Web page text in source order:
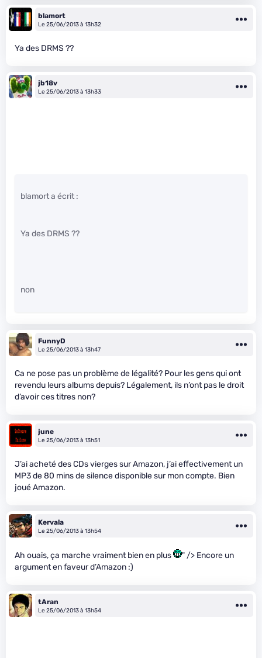
blamort
Le 25/06/2013 à 13h32
Ya des DRMS ??
jb18v
Le 25/06/2013 à 13h33
blamort a écrit :
Ya des DRMS ??
non
FunnyD
Le 25/06/2013 à 13h47
Ca ne pose pas un problème de légalité? Pour les gens qui ont
revendu leurs albums depuis? Légalement, ils n’ont pas le droit
d’avoir ces titres non?
june
Le 25/06/2013 à 13h51
J’ai acheté des CDs vierges sur Amazon, j’ai effectivement un
MP3 de 80 mins de silence disponible sur mon compte. Bien
joué Amazon.
Kervala
Le 25/06/2013 à 13h54
Ah ouais, ça marche vraiment bien en plus
" /> Encore un
argument en faveur d’Amazon :)
tAran
Le 25/06/2013 à 13h54